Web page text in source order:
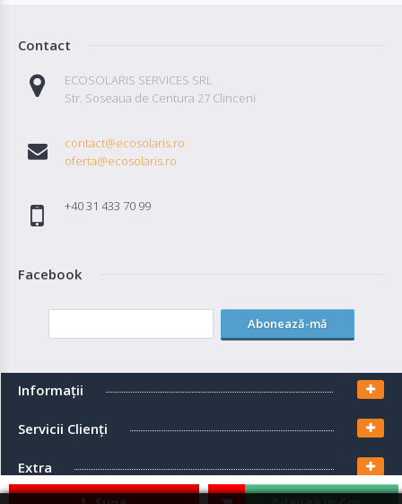
Contact
ECOSOLARIS SERVICES SRL
Str. Soseaua de Centura 27 Clinceni
contact@ecosolaris.ro
oferta@ecosolaris.ro
+40 31 433 70 99
Facebook
Abonează-mă
Informaţii
Servicii Clienţi
Extra